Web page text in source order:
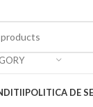
POLITICA DE